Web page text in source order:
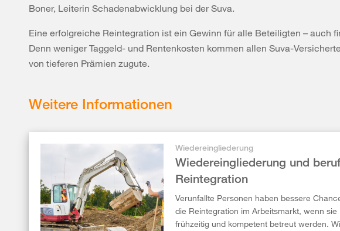
Boner, Leiterin Schadenabwicklung bei der Suva.
Eine erfolgreiche Reintegration ist ein Gewinn für alle Beteiligten – auch
Denn weniger Taggeld- und Rentenkosten kommen allen Suva-
von tieferen Prämien zugute.
Weitere Informationen
Wiedereingliederung
Wiedereingliederung und
Reintegration
Verunfallte Personen haben bessere
die Reintegration im Arbeitsmarkt, wenn sie
frühzeitig und kompetent betreut werden.